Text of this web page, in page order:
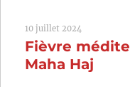
10 juillet 2024
Fièvre
Maha Haj